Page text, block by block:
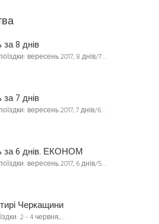
за 8 днів
вересень 2017, 8 днів/7…
за 7 днів
вересень 2017, 7 днів/6…
за 6 днів. ЕКОНОМ
вересень 2017, 6 днів/5…
Черкащини
2 - 4 червня,…